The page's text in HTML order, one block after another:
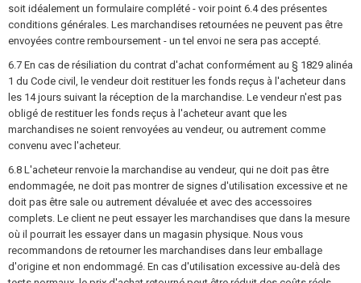
soit idéalement un formulaire complété - voir point 6.4 des présentes
conditions générales. Les marchandises retournées ne peuvent pas être
envoyées contre remboursement - un tel envoi ne sera pas accepté.
6.7 En cas de résiliation du contrat d'achat conformément au § 1829 alinéa
1 du Code civil, le vendeur doit restituer les fonds reçus à l'acheteur dans
les 14 jours suivant la réception de la marchandise. Le vendeur n'est pas
obligé de restituer les fonds reçus à l'acheteur avant que les
marchandises ne soient renvoyées au vendeur, ou autrement comme
convenu avec l'acheteur.
6.8 L'acheteur renvoie la marchandise au vendeur, qui ne doit pas être
endommagée, ne doit pas montrer de signes d'utilisation excessive et ne
doit pas être sale ou autrement dévaluée et avec des accessoires
complets. Le client ne peut essayer les marchandises que dans la mesure
où il pourrait les essayer dans un magasin physique. Nous vous
recommandons de retourner les marchandises dans leur emballage
d'origine et non endommagé. En cas d'utilisation excessive au-delà des